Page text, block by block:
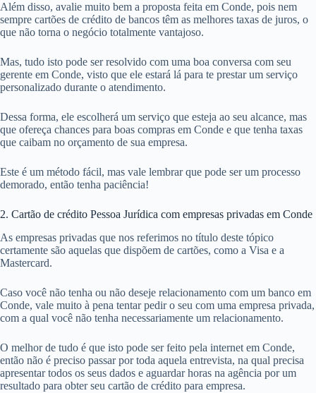
Além disso, avalie muito bem a proposta feita em Conde, pois nem
sempre cartões de crédito de bancos têm as melhores taxas de juros, o
que não torna o negócio totalmente vantajoso.
Mas, tudo isto pode ser resolvido com uma boa conversa com seu
gerente em Conde, visto que ele estará lá para te prestar um serviço
personalizado durante o atendimento.
Dessa forma, ele escolherá um serviço que esteja ao seu alcance, mas
que ofereça chances para boas compras em Conde e que tenha taxas
que caibam no orçamento de sua empresa.
Este é um método fácil, mas vale lembrar que pode ser um processo
demorado, então tenha paciência!
2. Cartão de crédito Pessoa Jurídica com empresas privadas em Conde
As empresas privadas que nos referimos no título deste tópico
certamente são aquelas que dispõem de cartões, como a Visa e a
Mastercard.
Caso você não tenha ou não deseje relacionamento com um banco em
Conde, vale muito à pena tentar pedir o seu com uma empresa privada,
com a qual você não tenha necessariamente um relacionamento.
O melhor de tudo é que isto pode ser feito pela internet em Conde,
então não é preciso passar por toda aquela entrevista, na qual precisa
apresentar todos os seus dados e aguardar horas na agência por um
resultado para obter seu cartão de crédito para empresa.